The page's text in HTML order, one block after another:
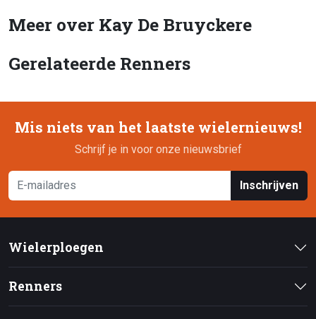
Meer over Kay De Bruyckere
Gerelateerde Renners
Mis niets van het laatste wielernieuws!
Schrijf je in voor onze nieuwsbrief
Inschrijven
Wielerploegen
Renners